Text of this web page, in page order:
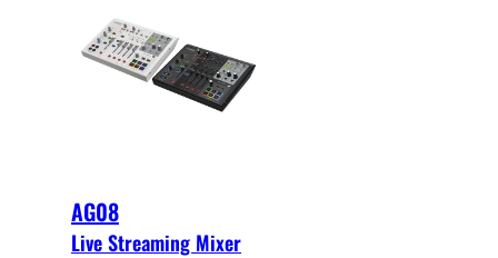
AG08
Live Streaming Mixer